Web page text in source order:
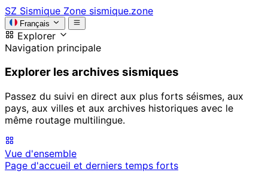
SZ Sismique Zone sismique.zone
Français
Explorer
Navigation principale
Explorer les archives sismiques
Passez du suivi en direct aux plus forts séismes, aux
pays, aux villes et aux archives historiques avec le
même routage multilingue.
Vue d'ensemble
Page d'accueil et derniers temps forts